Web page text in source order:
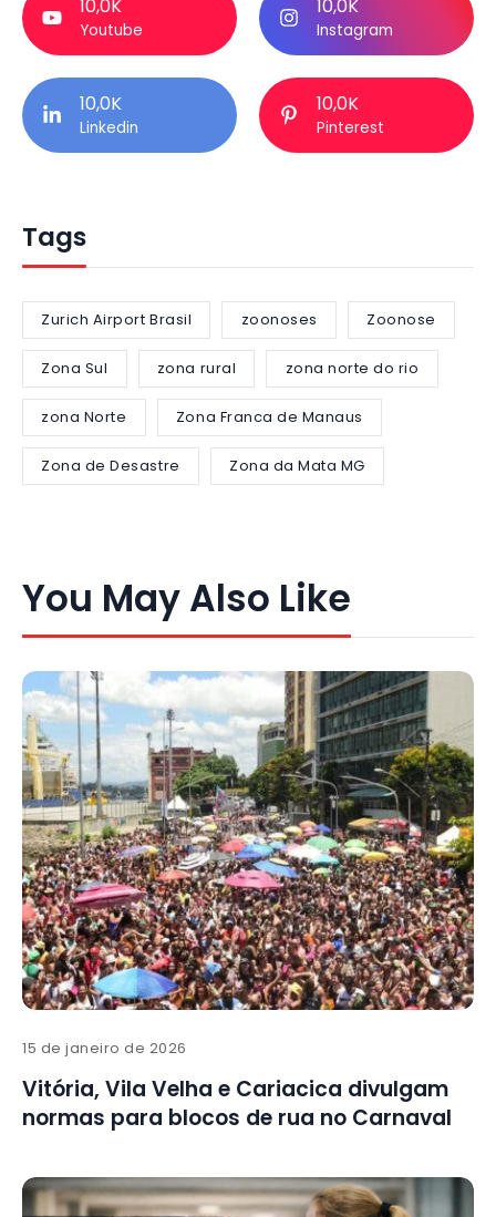
10,0K
Youtube
10,0K
Instagram
10,0K
Linkedin
10,0K
Pinterest
Tags
Zurich Airport Brasil zoonoses Zoonose
Zona Sul zona rural zona norte do rio
zona Norte Zona Franca de Manaus
Zona de Desastre Zona da Mata MG
You May Also Like
15 de janeiro de 2026
Vitória, Vila Velha e Cariacica divulgam
normas para blocos de rua no Carnaval